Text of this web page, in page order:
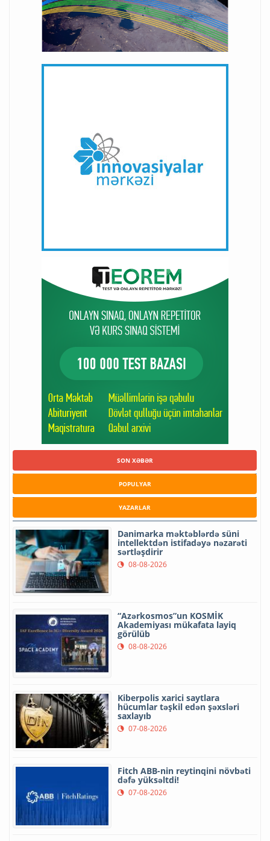
SON XƏBƏR
POPULYAR
YAZARLAR
Danimarka məktəblərdə süni
intellektdən istifadəyə nəzarəti
sərtləşdirir
08-08-2026
“Azərkosmos”un KOSMİK
Akademiyası mükafata layiq
görülüb
08-08-2026
Kiberpolis xarici saytlara
hücumlar təşkil edən şəxsləri
saxlayıb
07-08-2026
Fitch ABB-nin reytinqini növbəti
dəfə yüksəltdi!
07-08-2026